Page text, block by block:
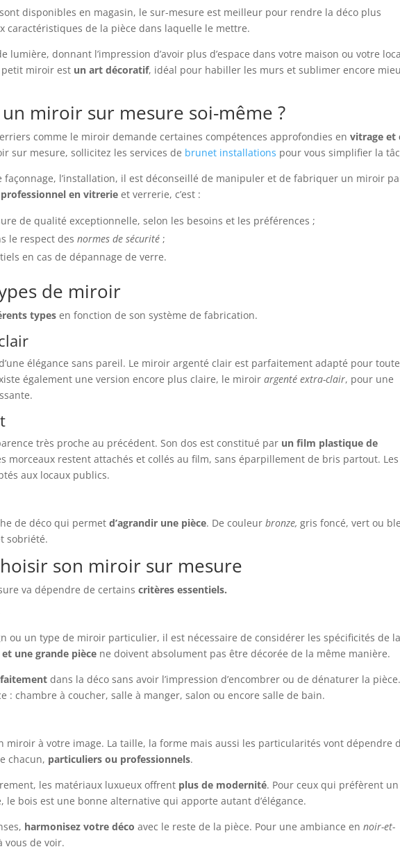
sont disponibles en magasin, le sur-mesure est meilleur pour rendre la déco plus
caractéristiques de la pièce dans laquelle le mettre.
lumière, donnant l’impression d’avoir plus d’espace dans votre maison ou votre
petit miroir est un art décoratif, idéal pour habiller les murs et sublimer encore
miroir sur mesure soi-même ?
comme le miroir demande certaines compétences approfondies envitrage et
sur mesure, sollicitez les services de brunet installations pour vous simplifier la
façonnage, l’installation, il est déconseillé de manipuler et de fabriquer un miroir
professionnel en vitrerie et verrerie, c’est :
de qualité exceptionnelle, selon les besoins et les préférences ;
le respect desnormes de sécurité ;
en cas de dépannage de verre.
de miroir
types en fonction de son système de fabrication.
élégance sans pareil. Le miroir argenté clair est parfaitement adapté pour
également une version encore plus claire, le miroirargenté extra-clair, pour une
très proche au précédent. Son dos est constitué par un film plastique de
morceaux restent attachés et collés au film, sans éparpillement de bris partout. Les
aux locaux publics.
de déco qui permetd’agrandir une pièce. De couleurbronze, gris foncé, vert ou
sobriété.
son miroir sur mesure
va dépendre de certainscritères essentiels.
ou un type de miroir particulier, il est nécessaire de considérer les spécificités de la
une grande pièce ne doivent absolument pas être décorée de la même manière.
dans la déco sans avoir l’impression d’encombrer ou de dénaturer la pièce.
: chambre à coucher, salle à manger, salon ou encore salle de bain.
miroir à votre image. La taille, la forme mais aussi les particularités vont dépendre
chacun, particuliers ou professionnels.
les matériaux luxueux offrent plus de modernité. Pour ceux qui préfèrent un
le bois est une bonne alternative qui apporte autant d’élégance.
harmonisez votre déco avec le reste de la pièce. Pour une ambiance ennoir-et-
vous de voir.